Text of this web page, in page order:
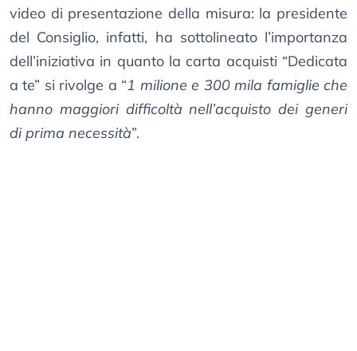
video di presentazione della misura: la presidente
del Consiglio, infatti, ha sottolineato l’importanza
dell’iniziativa in quanto la carta acquisti “Dedicata
a te” si rivolge a “1 milione e 300 mila famiglie che
hanno maggiori difficoltà nell’acquisto dei generi
di prima necessità”.